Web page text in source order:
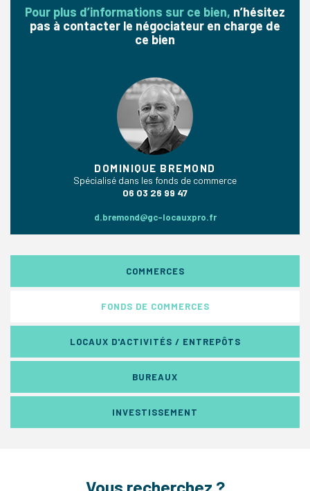
Pour plus d’informations sur ce bien, n’hésitez
pas à contacter le négociateur en charge de
ce bien
DOMINIQUE BREMOND
Spécialisé dans les fonds de commerce
06 03 26 99 47
d.bremond@gc-locauxpro.fr
COMMERCES
FONDS DE COMMERCES
LOCAUX D'ACTIVITÉS / ENTREPÔTS
BUREAUX
INVESTISSEMENT